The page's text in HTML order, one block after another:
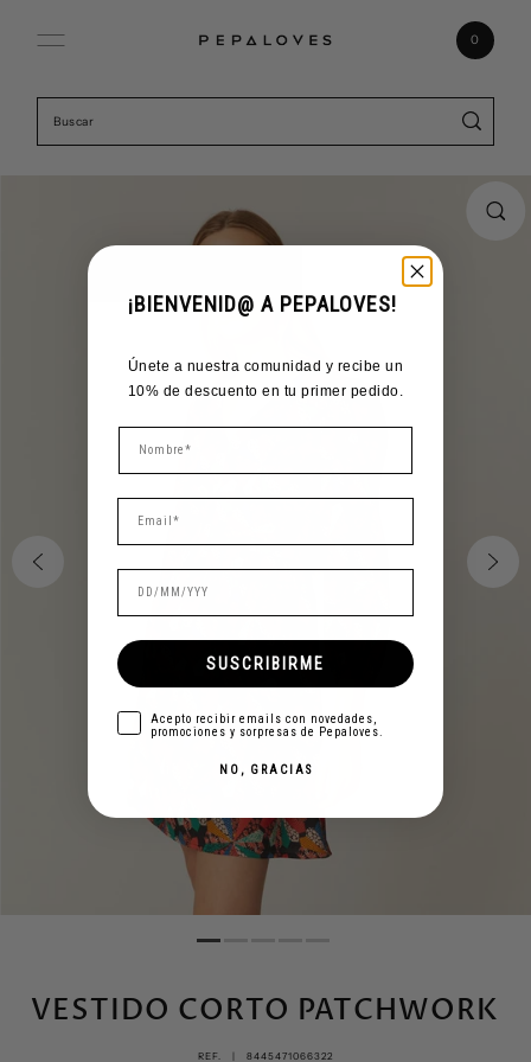
0
VESTIDO CORTO PATCHWORK
REF. | 8445471066322
¡BIENVENID@ A PEPALOVES!
Únete a nuestra comunidad y recibe un
10% de descuento en tu primer pedido.
SUSCRIBIRME
aceptarAcepto recibir emails con novedades,
promociones y sorpresas de Pepaloves.
NO, GRACIAS